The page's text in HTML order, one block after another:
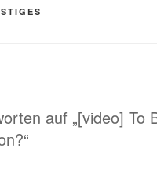
auf „[video] To